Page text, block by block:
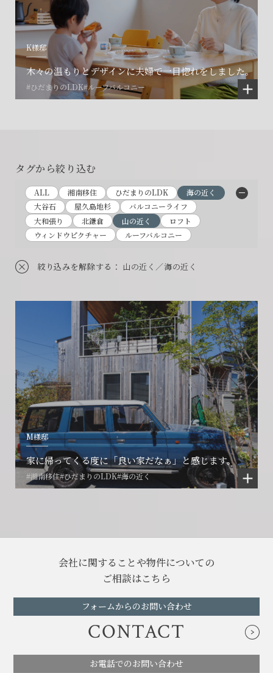
K様邸
木々の温もりとデザインに夫婦で一目惚れをしました。
#ひだまりのLDK#ルーフバルコニー
タグから絞り込む
ALL 湘南移住 ひだまりのLDK
海の近く
大谷石
屋久島地杉
バルコニーライフ
大和張り
北鎌倉 山の近く
ロフト
ウィンドウピクチャー
ルーフバルコニー
絞り込みを解除する ： 山の近く／海の近く
M様邸
家に帰ってくる度に「良い家だなぁ」と感じます。
#湘南移住#ひだまりのLDK#海の近く
フォームからのお問い合わせ
CONTACT
0466-24-2478
閉じる
お困りごとのご相談はこちら
解約のお申し込み
CONTACT
0120-073-386
閉じる
フォームからのお問い合わせ
CONTACT
0466-24-2478
閉じる
会社に関することや物件についての
ご相談はこちら
フォームからのお問い合わせ
CONTACT
お電話でのお問い合わせ